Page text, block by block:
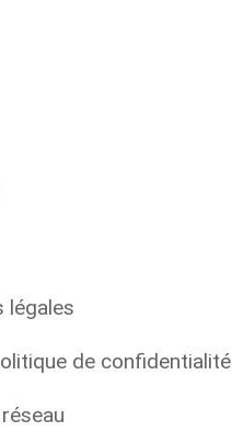
légales
de confidentialité